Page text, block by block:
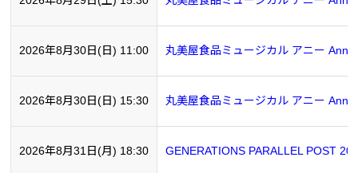
2026年8月30日(日) 11:00 丸美屋食品ミュージカル アニー Annie
2026年8月30日(日) 15:30 丸美屋食品ミュージカル アニー Annie
2026年8月31日(月) 18:30 GENERATIONS PARALLEL POST